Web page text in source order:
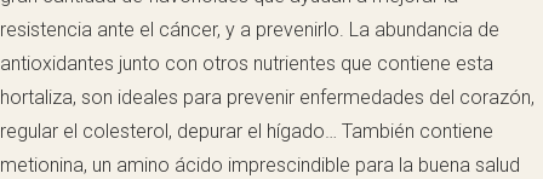
resistencia ante el cáncer, y a prevenirlo. La abundancia de
antioxidantes junto con otros nutrientes que contiene esta
hortaliza, son ideales para prevenir enfermedades del corazón,
regular el colesterol, depurar el hígado… También contiene
metionina, un amino ácido imprescindible para la buena salud